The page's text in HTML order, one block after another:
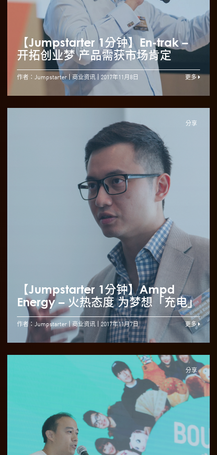
【Jumpstarter 1分钟】En-trak –
开拓创业梦 产品需获市场肯定
作者：Jumpstarter 商业资讯 2017年11月8日 更多
分享
【Jumpstarter 1分钟】Ampd
Energy – 火热态度 为梦想「充电」
作者：Jumpstarter 商业资讯 2017年11月7日 更多
分享